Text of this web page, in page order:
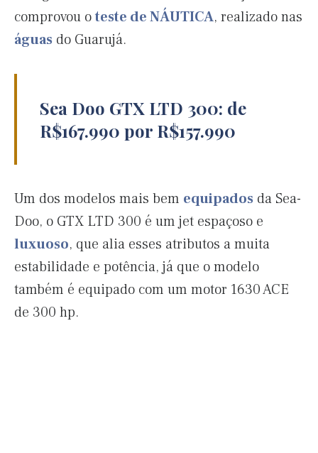
comprovou oteste de NÁUTICA, realizado nas
águas do Guarujá.
Sea Doo GTX LTD 300: de
R$167.990 por R$157.990
Um dos modelos mais bem equipados da Sea-
Doo, o GTX LTD 300 é um jet espaçoso e
luxuoso, que alia esses atributos a muita
estabilidade e potência, já que o modelo
também é equipado com um motor 1630 ACE
de 300 hp.